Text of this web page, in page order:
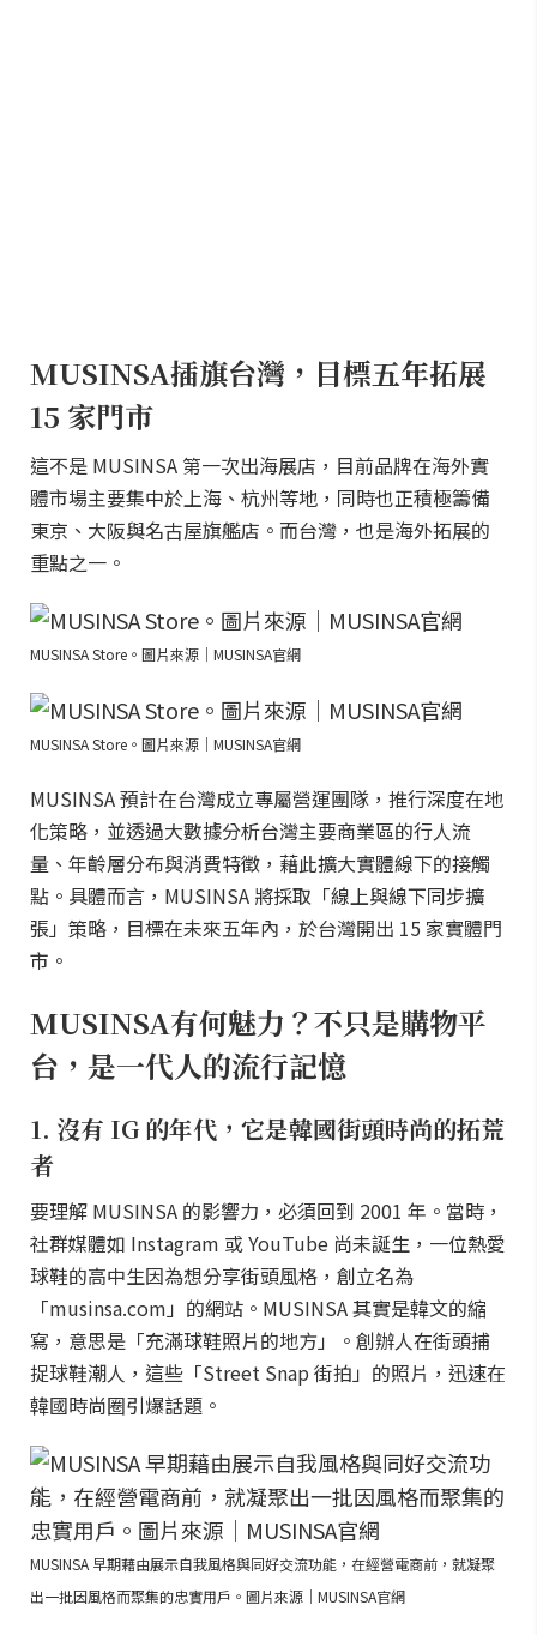
MUSINSA插旗台灣，目標五年拓展
15 家門市
這不是 MUSINSA 第一次出海展店，目前品牌在海外實
體市場主要集中於上海、杭州等地，同時也正積極籌備
東京、大阪與名古屋旗艦店。而台灣，也是海外拓展的
重點之一。
MUSINSA Store。圖片來源｜MUSINSA官網
MUSINSA Store。圖片來源｜MUSINSA官網
MUSINSA 預計在台灣成立專屬營運團隊，推行深度在地
化策略，並透過大數據分析台灣主要商業區的行人流
量、年齡層分布與消費特徵，藉此擴大實體線下的接觸
點。具體而言，MUSINSA 將採取「線上與線下同步擴
張」策略，目標在未來五年內，於台灣開出 15 家實體門
市。
MUSINSA有何魅力？不只是購物平
台，是一代人的流行記憶
1. 沒有 IG 的年代，它是韓國街頭時尚的拓荒
者
要理解 MUSINSA 的影響力，必須回到 2001 年。當時，
社群媒體如 Instagram 或 YouTube 尚未誕生，一位熱愛
球鞋的高中生因為想分享街頭風格，創立名為
「musinsa.com」的網站。MUSINSA 其實是韓文的縮
寫，意思是「充滿球鞋照片的地方」。創辦人在街頭捕
捉球鞋潮人，這些「Street Snap 街拍」的照片，迅速在
韓國時尚圈引爆話題。
MUSINSA 早期藉由展示自我風格與同好交流功能，在經營電商前，就凝聚
出一批因風格而聚集的忠實用戶。圖片來源｜MUSINSA官網